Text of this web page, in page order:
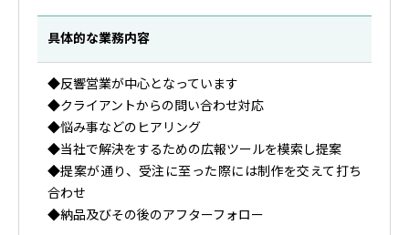
具体的な業務内容
◆反響営業が中心となっています
◆クライアントからの問い合わせ対応
◆悩み事などのヒアリング
◆当社で解決をするための広報ツールを模索し提案
◆提案が通り、受注に至った際には制作を交えて打ち
合わせ
◆納品及びその後のアフターフォロー